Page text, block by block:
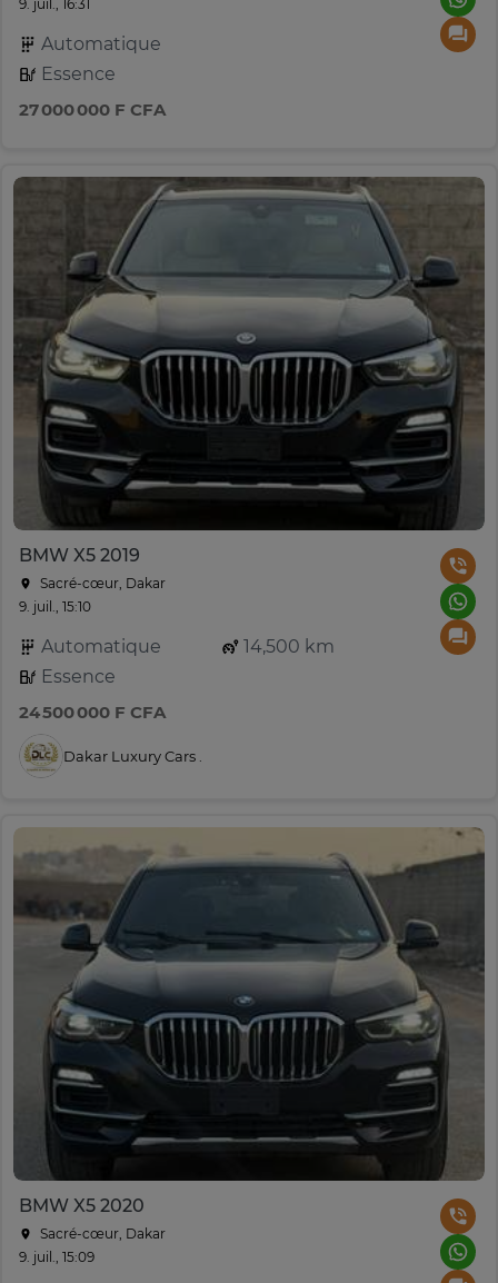
9. juil., 16:31
Automatique
Essence
27 000 000 F CFA
BMW X5 2019
Sacré-cœur, Dakar
9. juil., 15:10
Automatique
14,500 km
Essence
24 500 000 F CFA
Dakar Luxury Cars .
BMW X5 2020
Sacré-cœur, Dakar
9. juil., 15:09